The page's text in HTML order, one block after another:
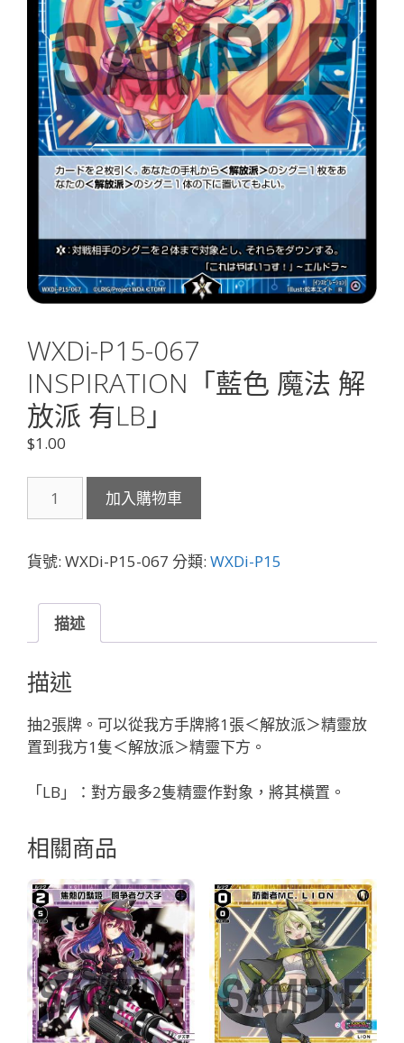
WXDi-P15-067
INSPIRATION「藍色 魔法 解
放派 有LB」
$1.00
P15-
INSPIRATION「藍
魔
解
放
派
有
LB」
數
量
加入購物車
貨號: WXDi-P15-067 分類: WXDi-P15
描述
描述
抽2張牌。可以從我方手牌將1張＜解放派＞精靈放
置到我方1隻＜解放派＞精靈下方。
「LB」：對方最多2隻精靈作對象，將其橫置。
相關商品